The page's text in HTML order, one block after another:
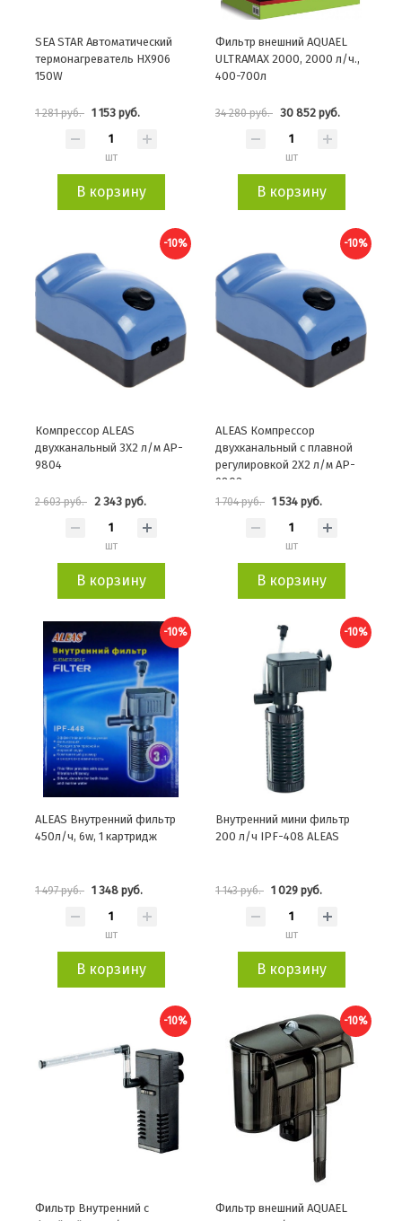
SEA STAR Автоматический
термонагреватель HX906
150W
1 281 руб. 1 153 руб.
шт
В корзину
Фильтр внешний AQUAEL
ULTRAMAX 2000, 2000 л/ч.,
400-700л
34 280 руб. 30 852 руб.
шт
В корзину
-10%
Компрессор ALEAS
двухканальный 3X2 л/м AP-
9804
2 603 руб. 2 343 руб.
шт
В корзину
-10%
ALEAS Компрессор
двухканальный с плавной
регулировкой 2X2 л/м AP-
9802
1 704 руб. 1 534 руб.
шт
В корзину
-10%
ALEAS Внутренний фильтр
450л/ч, 6w, 1 картридж
1 497 руб. 1 348 руб.
шт
В корзину
-10%
Внутренний мини фильтр
200 л/ч IPF-408 ALEAS
1 143 руб. 1 029 руб.
шт
В корзину
-10%
Фильтр Внутренний с
-10%
Фильтр внешний AQUAEL